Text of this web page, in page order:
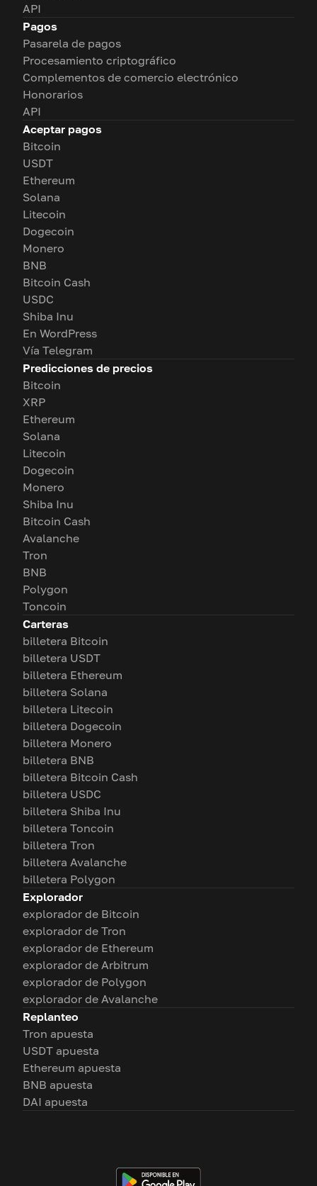
API
Pagos
Pasarela de pagos
Procesamiento criptográfico
Complementos de comercio electrónico
Honorarios
API
Aceptar pagos
Bitcoin
USDT
Ethereum
Solana
Litecoin
Dogecoin
Monero
BNB
Bitcoin Cash
USDC
Shiba Inu
En WordPress
Vía Telegram
Predicciones de precios
Bitcoin
XRP
Ethereum
Solana
Litecoin
Dogecoin
Monero
Shiba Inu
Bitcoin Cash
Avalanche
Tron
BNB
Polygon
Toncoin
Carteras
billetera Bitcoin
billetera USDT
billetera Ethereum
billetera Solana
billetera Litecoin
billetera Dogecoin
billetera Monero
billetera BNB
billetera Bitcoin Cash
billetera USDC
billetera Shiba Inu
billetera Toncoin
billetera Tron
billetera Avalanche
billetera Polygon
Explorador
explorador de Bitcoin
explorador de Tron
explorador de Ethereum
explorador de Arbitrum
explorador de Polygon
explorador de Avalanche
Replanteo
Tron apuesta
USDT apuesta
Ethereum apuesta
BNB apuesta
DAI apuesta